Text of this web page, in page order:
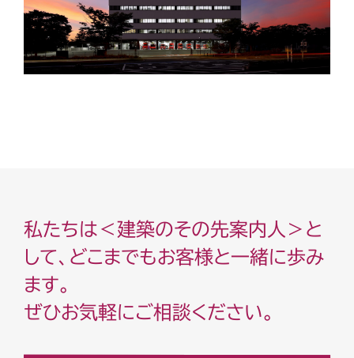
私たちは＜建築のその先案内人＞と
して、どこまでもお客様と一緒に歩み
ます。
ぜひお気軽にご相談ください。